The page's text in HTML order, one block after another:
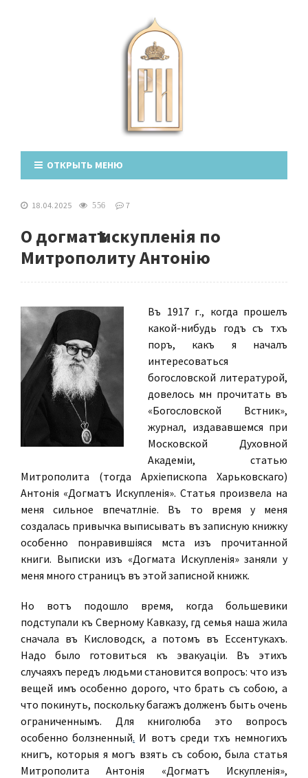
ОТКРЫТЬ МЕНЮ
18.04.2025 556 7
О догматѣ искупленія по
Митрополиту Антонію
Въ 1917 г., когда прошелъ
какой-нибудь годъ съ тѣхъ
поръ, какъ я началъ
интересоваться
богословской литературой,
довелось мнѣ прочитать въ
«Богословской Вѣстникѣ»,
журналѣ, издававшемся при
Московской Духовной
Академіи, статью
Митрополита (тогда Архіепископа Харьковскаго)
Антонія «Догматъ Искупленія». Статья произвела на
меня сильное впечатлѣніе. Въ то время у меня
создалась привычка выписывать въ записную книжку
особенно понравившіяся мѣста изъ прочитанной
книги. Выписки изъ «Догмата Искупленія» заняли у
меня много страницъ въ этой записной книжкѣ.
Но вотъ подошло время, когда большевики
подступали къ Сѣверному Кавказу, гдѣ семья наша жила
сначала въ Кисловодскѣ, а потомъ въ Ессентукахъ.
Надо было готовиться къ эвакуаціи. Въ этихъ
случаяхъ передъ людьми становится вопросъ: что изъ
вещей имъ особенно дорого, что брать съ собою, а
что покинуть, поскольку багажъ долженъ быть очень
ограниченнымъ. Для книголюба это вопросъ
особенно болѣзненный. И вотъ среди тѣхъ немногихъ
книгъ, которыя я могъ взять съ собою, была статья
Митрополита Антонія «Догматъ Искупленія»,